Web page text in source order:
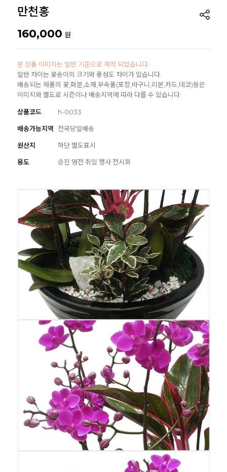
만천홍
160,000 원
본 상품 이미지는 일반 기준으로 제작 되었습니다.
일반 차이는 꽃송이의 크기와 풍성도 차이가 있습니다.
배송되는 제품의 꽃,화분,소재,부속품(포장,바구니,리본,카드,데코)등은
이미지와 별도로 시즌이나 배송지역에 따라 다를 수 있습니다
상품코드 h-0033
배송가능지역 전국당일배송
원산지 하단 별도표시
용도 승진 영전 취임 행사 전시회